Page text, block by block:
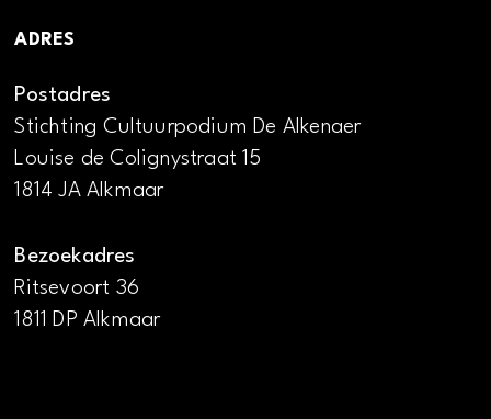
ADRES
Postadres
Stichting Cultuurpodium De Alkenaer
Louise de Colignystraat 15
1814 JA Alkmaar
Bezoekadres
Ritsevoort 36
1811 DP Alkmaar